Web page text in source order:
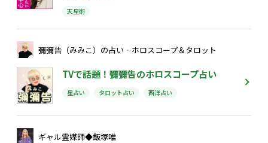
天星術
彌彌告（みみこ）の占い‐ホロスコープ＆タロット
TVで話題！彌彌告のホロスコープ占い
星占い タロット占い 西洋占い
ギャル霊媒師◆飯塚唯